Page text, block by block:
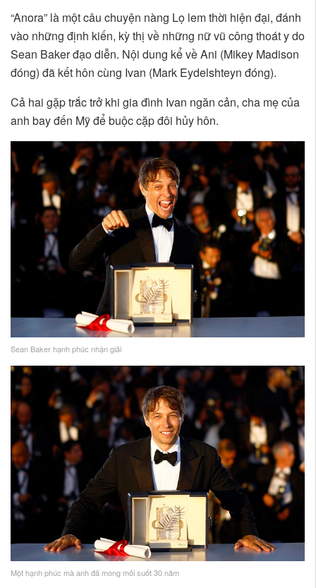
“Anora” là một câu chuyện nàng Lọ lem thời hiện đại, đánh
vào những định kiến, kỳ thị về những nữ vũ công thoát y do
Sean Baker đạo diễn. Nội dung kể về Ani (Mikey Madison
đóng) đã kết hôn cùng Ivan (Mark Eydelshteyn đóng).
Cả hai gặp trắc trở khi gia đình Ivan ngăn cản, cha mẹ của
anh bay đến Mỹ để buộc cặp đôi hủy hôn.
Sean Baker hạnh phúc nhận giải
Một hạnh phúc mà anh đã mong mỏi suốt 30 năm